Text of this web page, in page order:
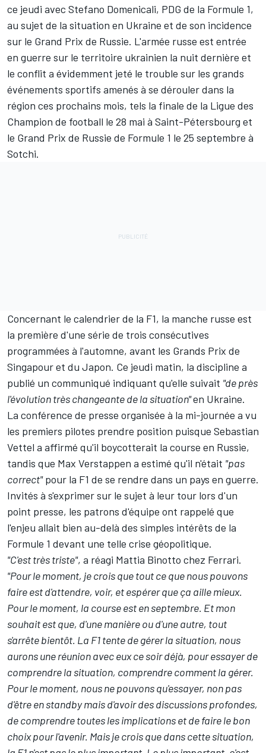
ce jeudi avec Stefano Domenicali, PDG de la Formule 1,
au sujet de la situation en Ukraine et de son incidence
sur le Grand Prix de Russie. L'armée russe est entrée
en guerre sur le territoire ukrainien la nuit dernière et
le conflit a évidemment jeté le trouble sur les grands
événements sportifs amenés à se dérouler dans la
région ces prochains mois, tels la finale de la Ligue des
Champion de football le 28 mai à Saint-Pétersbourg et
le Grand Prix de Russie de Formule 1 le 25 septembre à
Sotchi.
Concernant le calendrier de la F1, la manche russe est
la première d'une série de trois consécutives
programmées à l'automne, avant les Grands Prix de
Singapour et du Japon. Ce jeudi matin, la discipline a
publié un communiqué indiquant qu'elle suivait "de près
l'évolution très changeante de la situation"en Ukraine.
La conférence de presse organisée à la mi-journée a vu
les premiers pilotes prendre position puisque Sebastian
Vettel a affirmé qu'il boycotterait la course en Russie,
tandis que Max Verstappen a estimé qu'il n'était "pas
correct"pour la F1 de se rendre dans un pays en guerre.
Invités à s'exprimer sur le sujet à leur tour lors d'un
point presse, les patrons d'équipe ont rappelé que
l'enjeu allait bien au-delà des simples intérêts de la
Formule 1 devant une telle crise géopolitique.
"C'est très triste", a réagi Mattia Binotto chez Ferrari.
"Pour le moment, je crois que tout ce que nous pouvons
faire est d'attendre, voir, et espérer que ça aille mieux.
Pour le moment, la course est en septembre. Et mon
souhait est que, d'une manière ou d'une autre, tout
s'arrête bientôt. La F1 tente de gérer la situation, nous
aurons une réunion avec eux ce soir déjà, pour essayer de
comprendre la situation, comprendre comment la gérer.
Pour le moment, nous ne pouvons qu'essayer, non pas
d'être en standby mais d'avoir des discussions profondes,
de comprendre toutes les implications et de faire le bon
choix pour l'avenir. Mais je crois que dans cette situation,